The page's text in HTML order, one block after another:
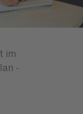
im
-